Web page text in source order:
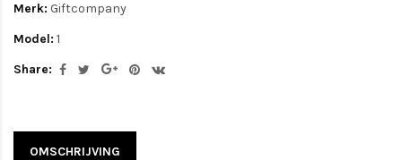
Merk: Giftcompany
Model: 1
Share:
OMSCHRIJVING